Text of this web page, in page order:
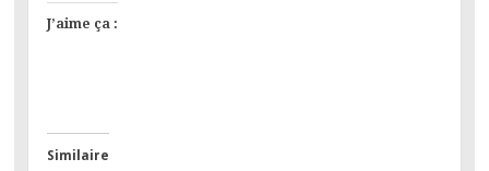
J’aime ça :
Similaire